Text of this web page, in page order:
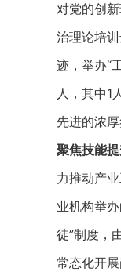
对党的创
治理论培
迹，举办“
人，其中1
先进的浓厚
聚焦技能
力推动产
业机构举
徒”制度，
常态化开